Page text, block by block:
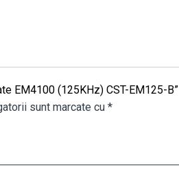
EM4100 (125KHz) CST-EM125-B”
sunt marcate cu *